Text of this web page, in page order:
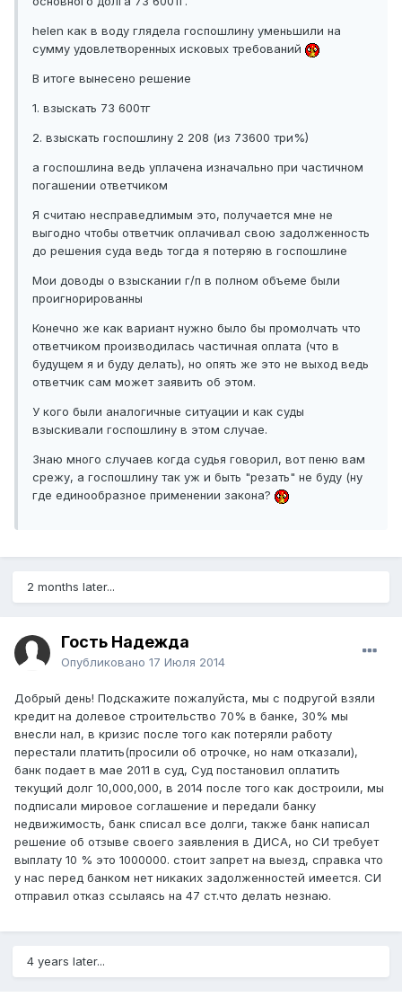
helen как в воду глядела госпошлину уменьшили на
сумму удовлетворенных исковых требований
В итоге вынесено решение
1. взыскать 73 600тг
2. взыскать госпошлину 2 208 (из 73600 три%)
а госпошлина ведь уплачена изначально при частичном
погашении ответчиком
Я считаю несправедлимым это, получается мне не
выгодно чтобы ответчик оплачивал свою задолженность
до решения суда ведь тогда я потеряю в госпошлине
Мои доводы о взыскании г/п в полном объеме были
проигнорированны
Конечно же как вариант нужно было бы промолчать что
ответчиком производилась частичная оплата (что в
будущем я и буду делать), но опять же это не выход ведь
ответчик сам может заявить об этом.
У кого были аналогичные ситуации и как суды
взыскивали госпошлину в этом случае.
Знаю много случаев когда судья говорил, вот пеню вам
срежу, а госпошлину так уж и быть "резать" не буду (ну
где единообразное применении закона?
2 months later...
Гость Надежда
Опубликовано 17 Июля 2014
Добрый день! Подскажите пожалуйста, мы с подругой взяли
кредит на долевое строительство 70% в банке, 30% мы
внесли нал, в кризис после того как потеряли работу
перестали платить(просили об отрочке, но нам отказали),
банк подает в мае 2011 в суд, Суд постановил оплатить
текущий долг 10,000,000, в 2014 после того как достроили, мы
подписали мировое соглашение и передали банку
недвижимость, банк списал все долги, также банк написал
решение об отзыве своего заявления в ДИСА, но СИ требует
выплату 10 % это 1000000. стоит запрет на выезд, справка что
у нас перед банком нет никаких задолженностей имеется. СИ
отправил отказ ссылаясь на 47 ст.что делать незнаю.
4 years later...